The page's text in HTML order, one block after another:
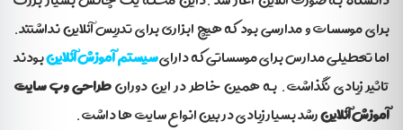
برای موسسات و مدارسی بود که هیچ ابزاری برای تدریس آنلاین نداشتند.
اما تعطیلی مدارس برای موسساتی که دارایسیستم آموزش آنلاینبودند
تاثیر زیادی نگذاشت. به همین خاطر در این دورانطراحی وب سایت
آموزش آنلاینرشد بسیار زیادی در بین انواع سایت ها داشت.